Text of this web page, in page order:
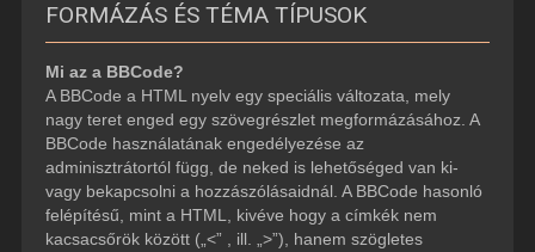
FORMÁZÁS ÉS TÉMA TÍPUSOK
Mi az a BBCode?
A BBCode a HTML nyelv egy speciális változata, mely
nagy teret enged egy szövegrészlet megformázásához. A
BBCode használatának engedélyezése az
adminisztrátortól függ, de neked is lehetőséged van ki-
vagy bekapcsolni a hozzászólásaidnál. A BBCode hasonló
felépítésű, mint a HTML, kivéve hogy a címkék nem
kacsacsőrök között („<” , ill. „>”), hanem szögletes